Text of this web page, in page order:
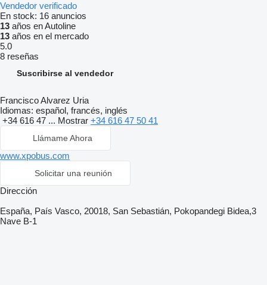
Vendedor verificado
En stock: 16 anuncios
13 años en Autoline
13 años en el mercado
5.0
8 reseñas
Suscribirse al vendedor
Francisco Alvarez Uria
Idiomas: español, francés, inglés
+34 616 47 ... Mostrar +34 616 47 50 41
Llámame Ahora
www.xpobus.com
Solicitar una reunión
Dirección
España, País Vasco, 20018, San Sebastián, Pokopandegi Bidea,3
Nave B-1